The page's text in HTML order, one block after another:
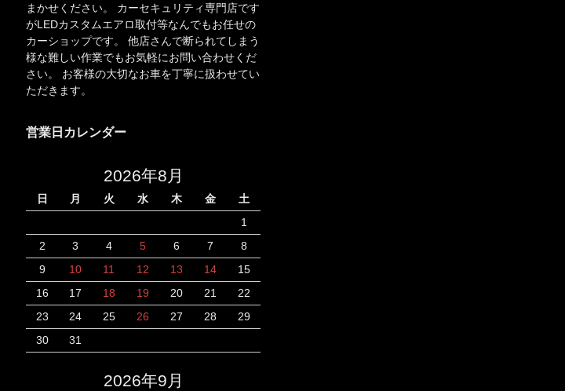
まかせください。 カーセキュリティ専門店です
がLEDカスタムエアロ取付等なんでもお任せの
カーショップです。 他店さんで断られてしまう
様な難しい作業でもお気軽にお問い合わせくだ
さい。 お客様の大切なお車を丁寧に扱わせてい
ただきます。
営業日カレンダー
2026年8月
日 月 火 水 木 金
土
1
2
3 4 5 6 7
8
9
10 11 12 13 14
15
16
17 18 19 20 21
22
23
24 25 26 27 28
29
30
31
2026年9月